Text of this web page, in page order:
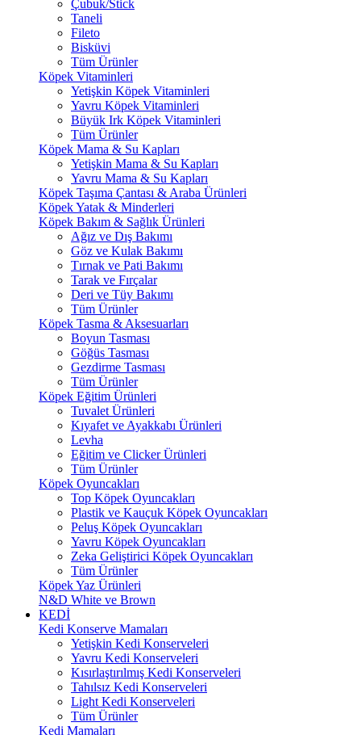
Çubuk/Stick
Taneli
Fileto
Bisküvi
Tüm Ürünler
Köpek Vitaminleri
Yetişkin Köpek Vitaminleri
Yavru Köpek Vitaminleri
Büyük Irk Köpek Vitaminleri
Tüm Ürünler
Köpek Mama & Su Kapları
Yetişkin Mama & Su Kapları
Yavru Mama & Su Kapları
Köpek Taşıma Çantası & Araba Ürünleri
Köpek Yatak & Minderleri
Köpek Bakım & Sağlık Ürünleri
Ağız ve Dış Bakımı
Göz ve Kulak Bakımı
Tırnak ve Pati Bakımı
Tarak ve Fırçalar
Deri ve Tüy Bakımı
Tüm Ürünler
Köpek Tasma & Aksesuarları
Boyun Tasması
Göğüs Tasması
Gezdirme Tasması
Tüm Ürünler
Köpek Eğitim Ürünleri
Tuvalet Ürünleri
Kıyafet ve Ayakkabı Ürünleri
Levha
Eğitim ve Clicker Ürünleri
Tüm Ürünler
Köpek Oyuncakları
Top Köpek Oyuncakları
Plastik ve Kauçuk Köpek Oyuncakları
Peluş Köpek Oyuncakları
Yavru Köpek Oyuncakları
Zeka Geliştirici Köpek Oyuncakları
Tüm Ürünler
Köpek Yaz Ürünleri
N&D White ve Brown
KEDİ
Kedi Konserve Mamaları
Yetişkin Kedi Konserveleri
Yavru Kedi Konserveleri
Kısırlaştırılmış Kedi Konserveleri
Tahılsız Kedi Konserveleri
Light Kedi Konserveleri
Tüm Ürünler
Kedi Mamaları